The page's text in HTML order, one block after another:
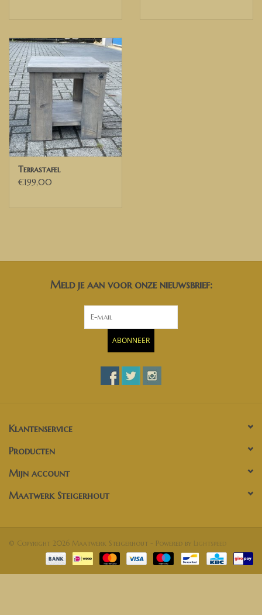
Terrastafel
€199,00
Meld je aan voor onze nieuwsbrief:
ABONNEER
Klantenservice
Producten
Mijn account
Maatwerk Steigerhout
© Copyright 2026 Maatwerk Steigerhout - Powered by Lightspeed